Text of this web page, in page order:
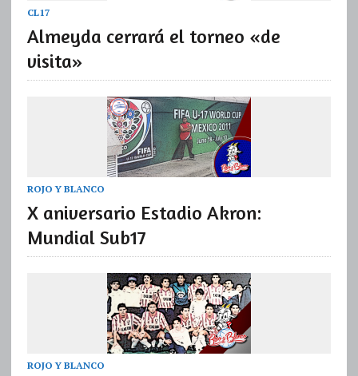
CL17
Almeyda cerrará el torneo «de
visita»
ROJO Y BLANCO
X aniversario Estadio Akron:
Mundial Sub17
ROJO Y BLANCO